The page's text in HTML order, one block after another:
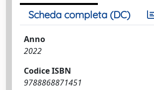
Scheda completa (DC)
Anno
2022
Codice ISBN
9788868871451